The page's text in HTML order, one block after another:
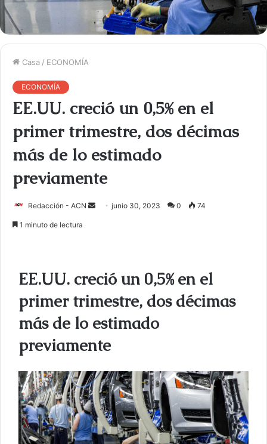
Casa / ECONOMÍA
ECONOMÍA
EE.UU. creció un 0,5% en el
primer trimestre, dos décimas
más de lo estimado
previamente
Redacción - ACN
r
n
c
r
e
o
e
l
e
junio 30, 2023 0 74
1 minuto de lectura
EE.UU. creció un 0,5% en el
primer trimestre, dos décimas
más de lo estimado
previamente